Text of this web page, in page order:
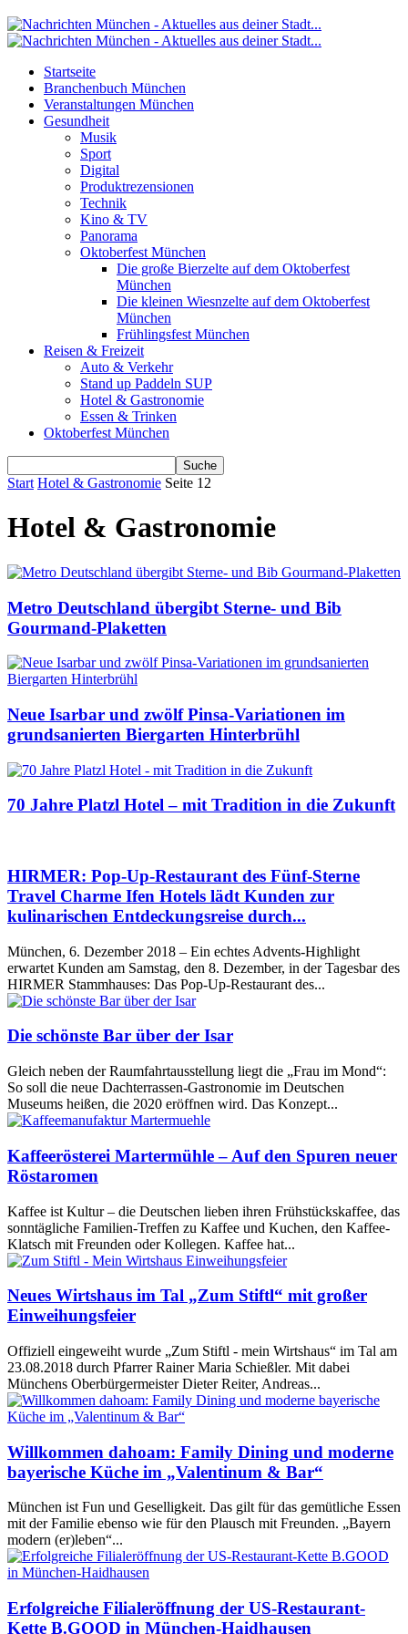
Startseite
Branchenbuch München
Veranstaltungen München
Gesundheit
Musik
Sport
Digital
Produktrezensionen
Technik
Kino & TV
Panorama
Oktoberfest München
Die große Bierzelte auf dem Oktoberfest
München
Die kleinen Wiesnzelte auf dem Oktoberfest
München
Frühlingsfest München
Reisen & Freizeit
Auto & Verkehr
Stand up Paddeln SUP
Hotel & Gastronomie
Essen & Trinken
Oktoberfest München
Start Hotel & Gastronomie Seite 12
Hotel & Gastronomie
Metro Deutschland übergibt Sterne- und Bib
Gourmand-Plaketten
Neue Isarbar und zwölf Pinsa-Variationen im
grundsanierten Biergarten Hinterbrühl
70 Jahre Platzl Hotel – mit Tradition in die Zukunft
HIRMER: Pop-Up-Restaurant des Fünf-Sterne
Travel Charme Ifen Hotels lädt Kunden zur
kulinarischen Entdeckungsreise durch...
München, 6. Dezember 2018 – Ein echtes Advents-Highlight
erwartet Kunden am Samstag, den 8. Dezember, in der Tagesbar des
HIRMER Stammhauses: Das Pop-Up-Restaurant des...
Die schönste Bar über der Isar
Gleich neben der Raumfahrtausstellung liegt die „Frau im Mond“:
So soll die neue Dachterrassen-Gastronomie im Deutschen
Museums heißen, die 2020 eröffnen wird. Das Konzept...
Kaffeerösterei Martermühle – Auf den Spuren neuer
Röstaromen
Kaffee ist Kultur – die Deutschen lieben ihren Frühstückskaffee, das
sonntägliche Familien-Treffen zu Kaffee und Kuchen, den Kaffee-
Klatsch mit Freunden oder Kollegen. Kaffee hat...
Neues Wirtshaus im Tal „Zum Stiftl“ mit großer
Einweihungsfeier
Offiziell eingeweiht wurde „Zum Stiftl - mein Wirtshaus“ im Tal am
23.08.2018 durch Pfarrer Rainer Maria Schießler. Mit dabei
Münchens Oberbürgermeister Dieter Reiter, Andreas...
Willkommen dahoam: Family Dining und moderne
bayerische Küche im „Valentinum & Bar“
München ist Fun und Geselligkeit. Das gilt für das gemütliche Essen
mit der Familie ebenso wie für den Plausch mit Freunden. „Bayern
modern (er)leben“...
Erfolgreiche Filialeröffnung der US-Restaurant-
Kette B.GOOD in München-Haidhausen